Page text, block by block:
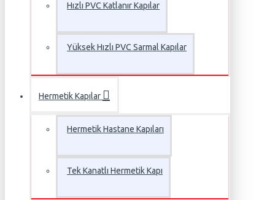
Hızlı PVC Katlanır Kapılar
Yüksek Hızlı PVC Sarmal Kapılar
Hermetik Kapılar
Hermetik Hastane Kapıları
Tek Kanatlı Hermetik Kapı